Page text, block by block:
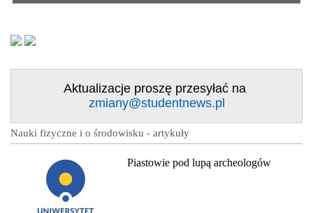
Aktualizacje proszę przesyłać na
zmiany@studentnews.pl
Nauki fizyczne i o środowisku - artykuły
Piastowie pod lupą archeologów